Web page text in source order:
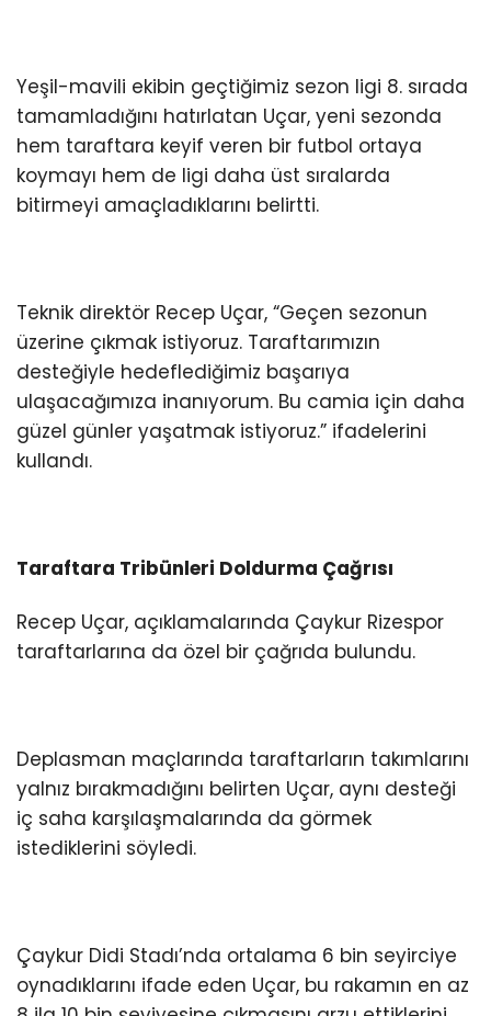
Yeşil-mavili ekibin geçtiğimiz sezon ligi 8. sırada
tamamladığını hatırlatan Uçar, yeni sezonda
hem taraftara keyif veren bir futbol ortaya
koymayı hem de ligi daha üst sıralarda
bitirmeyi amaçladıklarını belirtti.
Teknik direktör Recep Uçar, “Geçen sezonun
üzerine çıkmak istiyoruz. Taraftarımızın
desteğiyle hedeflediğimiz başarıya
ulaşacağımıza inanıyorum. Bu camia için daha
güzel günler yaşatmak istiyoruz.” ifadelerini
kullandı.
Taraftara Tribünleri Doldurma Çağrısı
Recep Uçar, açıklamalarında Çaykur Rizespor
taraftarlarına da özel bir çağrıda bulundu.
Deplasman maçlarında taraftarların takımlarını
yalnız bırakmadığını belirten Uçar, aynı desteği
iç saha karşılaşmalarında da görmek
istediklerini söyledi.
Çaykur Didi Stadı’nda ortalama 6 bin seyirciye
oynadıklarını ifade eden Uçar, bu rakamın en az